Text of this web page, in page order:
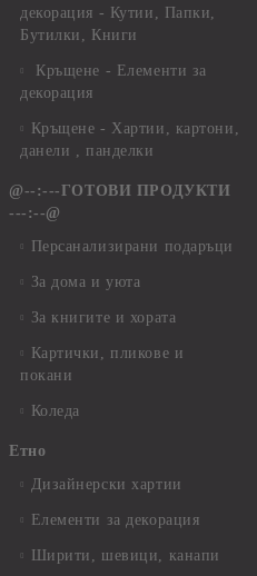
декорация - Кутии, Папки,
Бутилки, Книги
Кръщене - Елементи за
декорация
Кръщене - Хартии, картони,
данели , панделки
@--:---ГОТОВИ ПРОДУКТИ
---:--@
Персанализирани подаръци
За дома и уюта
За книгите и хората
Картички, пликове и
покани
Коледа
Етно
Дизайнерски хартии
Елементи за декорация
Ширити, шевици, канапи